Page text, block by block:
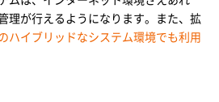
理が行えるようになります。また、拡
ハイブリッドなシステム環境でも利用